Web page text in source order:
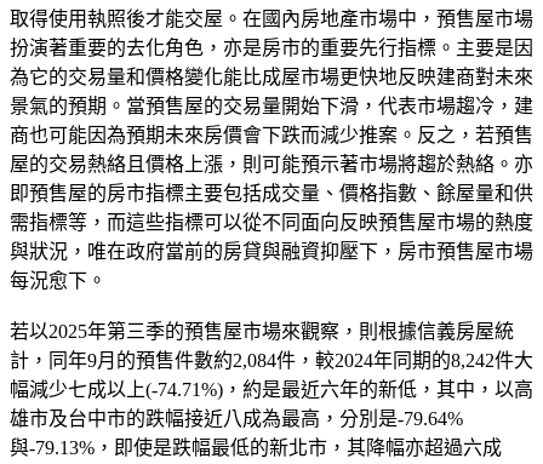
取得使用執照後才能交屋。在國內房地產市場中，預售屋市場
扮演著重要的去化角色，亦是房市的重要先行指標。主要是因
為它的交易量和價格變化能比成屋市場更快地反映建商對未來
景氣的預期。當預售屋的交易量開始下滑，代表市場趨冷，建
商也可能因為預期未來房價會下跌而減少推案。反之，若預售
屋的交易熱絡且價格上漲，則可能預示著市場將趨於熱絡。亦
即預售屋的房市指標主要包括成交量、價格指數、餘屋量和供
需指標等，而這些指標可以從不同面向反映預售屋市場的熱度
與狀況，唯在政府當前的房貸與融資抑壓下，房市預售屋市場
每況愈下。
若以2025年第三季的預售屋市場來觀察，則根據信義房屋統
計，同年9月的預售件數約2,084件，較2024年同期的8,242件大
幅減少七成以上(-74.71%)，約是最近六年的新低，其中，以高
雄市及台中市的跌幅接近八成為最高，分別是-79.64%
與-79.13%，即使是跌幅最低的新北市，其降幅亦超過六成